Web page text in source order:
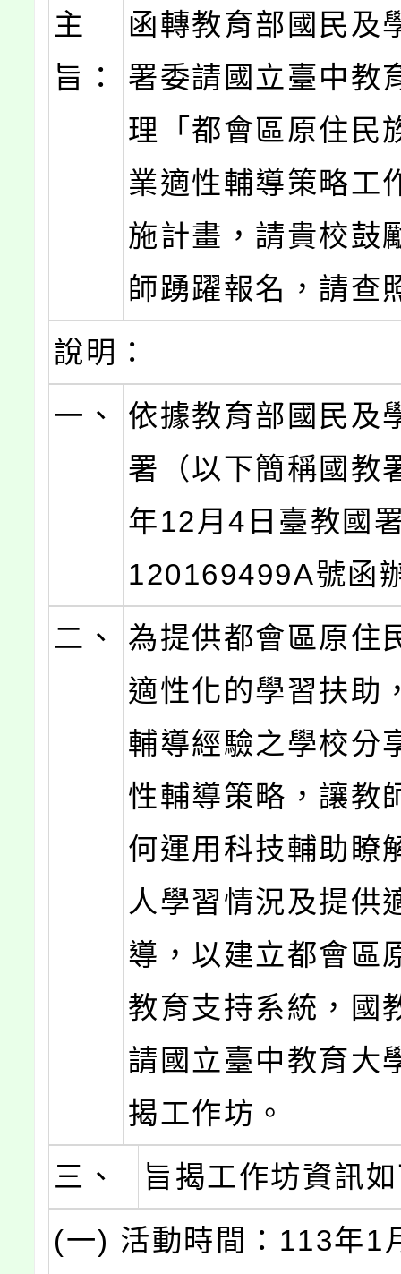
主
旨：
函轉教育部國民及
署委請國立臺中教
理「都會區原住民
業適性輔導策略工
施計畫，請貴校鼓
師踴躍報名，請查
說明：
一、
依據教育部國民及
署（以下簡稱國教
年12月4日臺教國
120169499A號函
二、
為提供都會區原住
適性化的學習扶助
輔導經驗之學校分
性輔導策略，讓教
何運用科技輔助瞭
人學習情況及提供
導，以建立都會區
教育支持系統，國
請國立臺中教育大
揭工作坊。
三、
旨揭工作坊資訊
(一) 活動時間：113年1